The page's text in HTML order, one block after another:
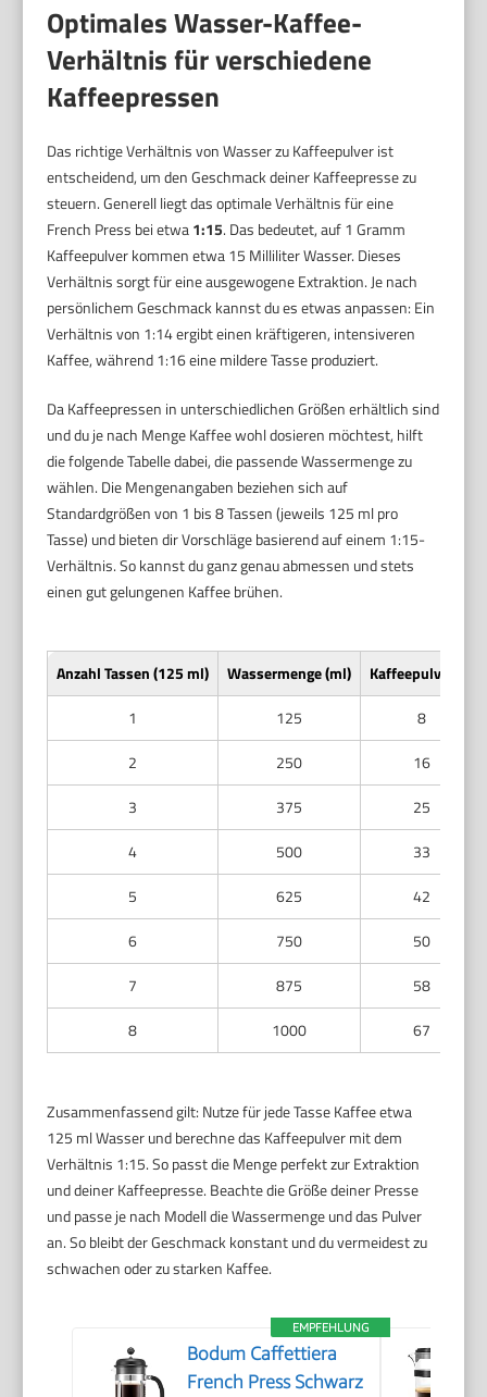
Optimales Wasser-Kaffee-
Verhältnis für verschiedene
Kaffeepressen
Das richtige Verhältnis von Wasser zu Kaffeepulver ist
entscheidend, um den Geschmack deiner Kaffeepresse zu
steuern. Generell liegt das optimale Verhältnis für eine
French Press bei etwa1:15. Das bedeutet, auf 1 Gramm
Kaffeepulver kommen etwa 15 Milliliter Wasser. Dieses
Verhältnis sorgt für eine ausgewogene Extraktion. Je nach
persönlichem Geschmack kannst du es etwas anpassen: Ein
Verhältnis von 1:14 ergibt einen kräftigeren, intensiveren
Kaffee, während 1:16 eine mildere Tasse produziert.
Da Kaffeepressen in unterschiedlichen Größen erhältlich sind
und du je nach Menge Kaffee wohl dosieren möchtest, hilft
die folgende Tabelle dabei, die passende Wassermenge zu
wählen. Die Mengenangaben beziehen sich auf
Standardgrößen von 1 bis 8 Tassen (jeweils 125 ml pro
Tasse) und bieten dir Vorschläge basierend auf einem 1:15-
Verhältnis. So kannst du ganz genau abmessen und stets
einen gut gelungenen Kaffee brühen.
Anzahl Tassen (125 ml) Wassermenge (ml)
Kaffeepulver (g)
1
125
8
2
250
16
3
375
25
4
500
33
5
625
42
6
750
50
7
875
58
8
1000 67
Zusammenfassend gilt: Nutze für jede Tasse Kaffee etwa
125 ml Wasser und berechne das Kaffeepulver mit dem
Verhältnis 1:15. So passt die Menge perfekt zur Extraktion
und deiner Kaffeepresse. Beachte die Größe deiner Presse
und passe je nach Modell die Wassermenge und das Pulver
an. So bleibt der Geschmack konstant und du vermeidest zu
schwachen oder zu starken Kaffee.
EMPFEHLUNG
Bodum Caffettiera
French Press Schwarz